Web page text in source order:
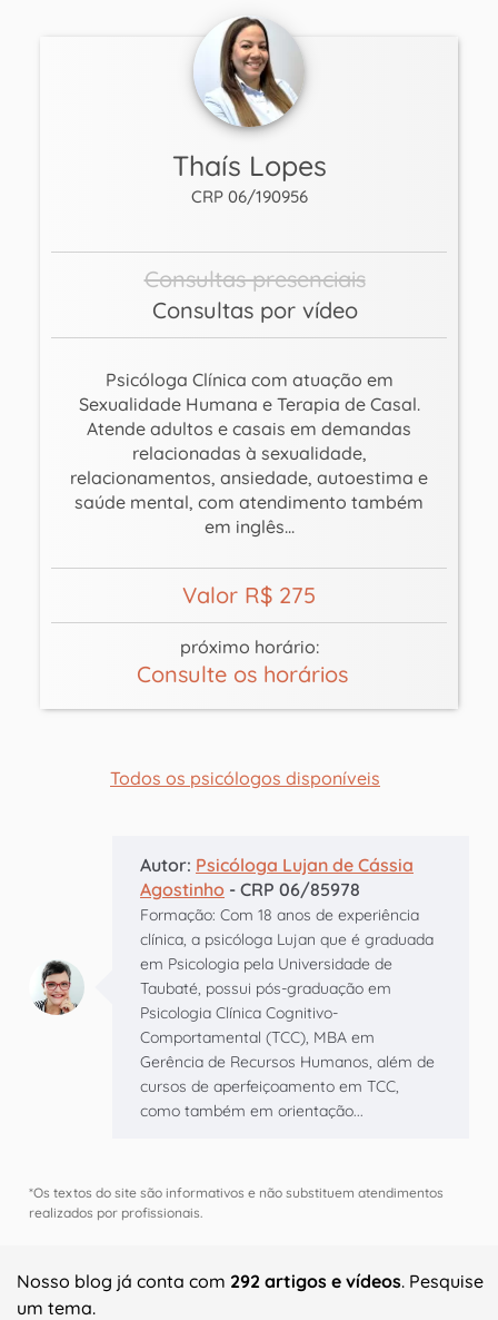
Thaís Lopes
CRP 06/190956
Consultas presenciais
Consultas por vídeo
Psicóloga Clínica com atuação em
Sexualidade Humana e Terapia de Casal.
Atende adultos e casais em demandas
relacionadas à sexualidade,
relacionamentos, ansiedade, autoestima e
saúde mental, com atendimento também
em inglês...
Valor R$ 275
próximo horário:
Consulte os horários
Todos os psicólogos disponíveis
Autor: Psicóloga Lujan de Cássia
Agostinho - CRP 06/85978
Formação: Com 18 anos de experiência
clínica, a psicóloga Lujan que é graduada
em Psicologia pela Universidade de
Taubaté, possui pós-graduação em
Psicologia Clínica Cognitivo-
Comportamental (TCC), MBA em
Gerência de Recursos Humanos, além de
cursos de aperfeiçoamento em TCC,
como também em orientação...
*Os textos do site são informativos e não substituem atendimentos
realizados por profissionais.
Nosso blog já conta com 292 artigos e vídeos. Pesquise
um tema.